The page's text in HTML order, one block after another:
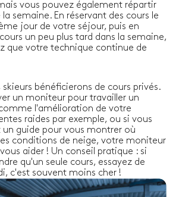
vous pouvez également répartir
semaine. En réservant des cours le
jour de votre séjour, puis en
un peu plus tard dans la semaine,
que votre technique continue de
skieurs bénéficierons de cours privés.
un moniteur pour travailler un
l'amélioration de votre
raides par exemple, ou si vous
guide pour vous montrer où
conditions de neige, votre moniteur
aider ! Un conseil pratique : si
qu'un seule cours, essayez de
c'est souvent moins cher !